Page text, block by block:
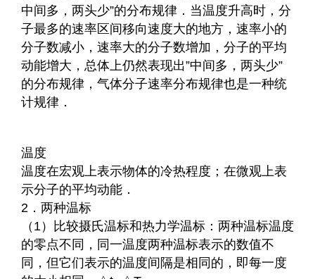
中间多，两头少”的分布规律．当温度升高时，分
子最多的速率区间移向速度大的地方，速率小的
分子数减小，速率大的分子数增加，分子的平均
动能增大，总体上仍然表现出”中间多，两头少”
的分布规律，气体分子速率分布规律也是一种统
计规律．
温度
温度在宏观上表示物体的冷热程度；在微观上表
示分子的平均动能．
2．两种温标
（1）比较摄氏温标和热力学温标：两种温标温度
的零点不同，同一温度两种温标表示的数值不
同，但它们表示的温度间隔是相同的，即每一度